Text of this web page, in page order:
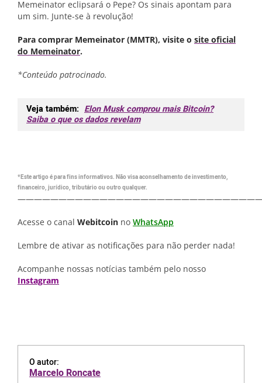
Memeinator eclipsará o Pepe? Os sinais apontam para
um sim. Junte-se à revolução!
Para comprar Memeinator (MMTR), visite o site oficial
do Memeinator.
*Conteúdo patrocinado.
Veja também: Elon Musk comprou mais Bitcoin?
Saiba o que os dados revelam
*Este artigo é para fins informativos. Não visa aconselhamento de investimento,
financeiro, jurídico, tributário ou outro qualquer.
Acesse o canal Webitcoin no WhatsApp
Lembre de ativar as notificações para não perder nada!
Acompanhe nossas notícias também pelo nosso
Instagram
O autor:
Marcelo Roncate